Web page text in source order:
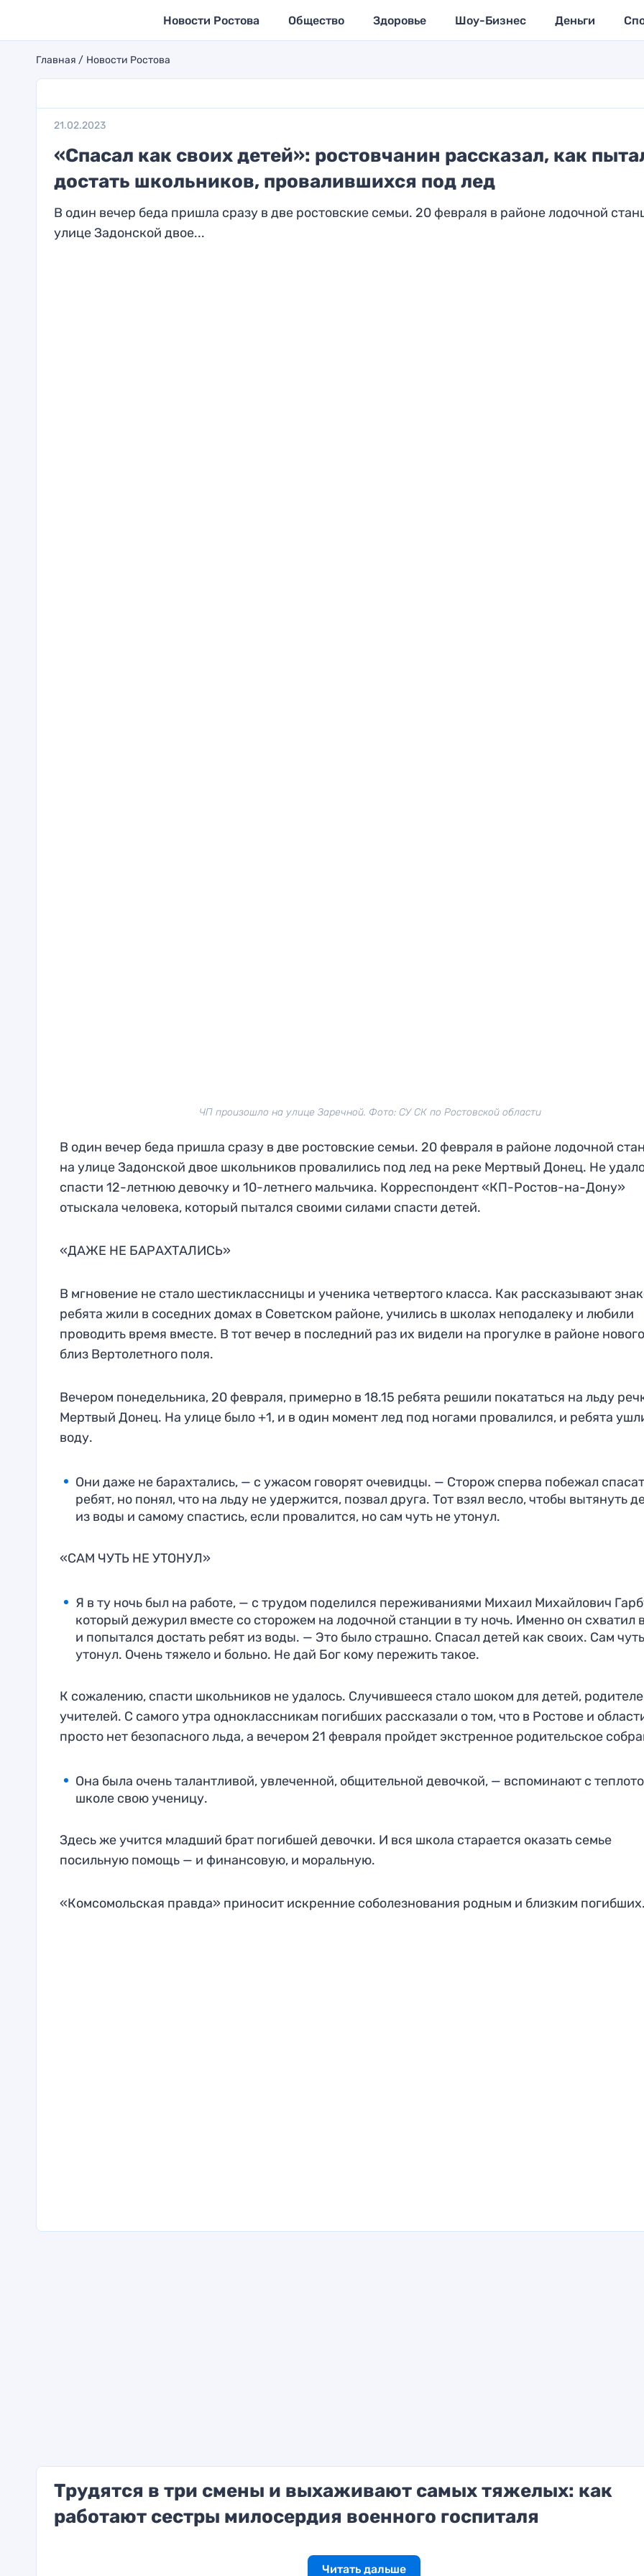
Новости Ростова Общество Здоровье Шоу-Бизнес Деньги
Главная Новости Ростова
21.02.2023
«Спасал как своих детей»: ростовчанин рассказал, как
достать школьников, провалившихся под лед
В один вечер беда пришла сразу в две ростовские семьи. 20 февраля в районе лодочной
улице Задонской двое...
ЧП произошло на улице Заречной. Фото: СУ СК по Ростовской области
В один вечер беда пришла сразу в две ростовские семьи. 20 февраля в районе лодочной
на улице Задонской двое школьников провалились под лед на реке Мертвый Донец. Не
спасти 12-летнюю девочку и 10-летнего мальчика. Корреспондент «КП-Ростов-на-Дону»
отыскала человека, который пытался своими силами спасти детей.
«ДАЖЕ НЕ БАРАХТАЛИСЬ»
В мгновение не стало шестиклассницы и ученика четвертого класса. Как рассказывают
ребята жили в соседних домах в Советском районе, учились в школах неподалеку и любили
проводить время вместе. В тот вечер в последний раз их видели на прогулке в районе
близ Вертолетного поля.
Вечером понедельника, 20 февраля, примерно в 18.15 ребята решили покататься на льду
Мертвый Донец. На улице было +1, и в один момент лед под ногами провалился, и ребята
воду.
Они даже не барахтались, — с ужасом говорят очевидцы. — Сторож сперва побежал
ребят, но понял, что на льду не удержится, позвал друга. Тот взял весло, чтобы вытянуть
из воды и самому спастись, если провалится, но сам чуть не утонул.
«САМ ЧУТЬ НЕ УТОНУЛ»
Я в ту ночь был на работе, — с трудом поделился переживаниями Михаил Михайлович
который дежурил вместе со сторожем на лодочной станции в ту ночь. Именно он схватил
и попытался достать ребят из воды. — Это было страшно. Спасал детей как своих. Сам
утонул. Очень тяжело и больно. Не дай Бог кому пережить такое.
К сожалению, спасти школьников не удалось. Случившееся стало шоком для детей,
учителей. С самого утра одноклассникам погибших рассказали о том, что в Ростове и
просто нет безопасного льда, а вечером 21 февраля пройдет экстренное родительское
Она была очень талантливой, увлеченной, общительной девочкой, — вспоминают с
школе свою ученицу.
Здесь же учится младший брат погибшей девочки. И вся школа старается оказать семье
посильную помощь — и финансовую, и моральную.
«Комсомольская правда» приносит искренние соболезнования родным и близким погибших.
Трудятся в три смены и выхаживают самых тяжелых: как
работают сестры милосердия военного госпиталя
Читать дальше